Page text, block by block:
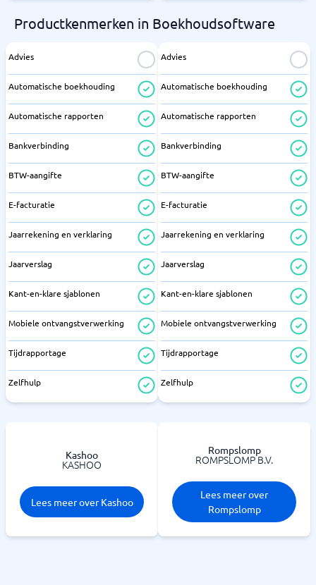
Productkenmerken in Boekhoudsoftware
Advies
Automatische boekhouding
Automatische rapporten
Bankverbinding
BTW-aangifte
E-facturatie
Jaarrekening en verklaring
Jaarverslag
Kant-en-klare sjablonen
Mobiele ontvangstverwerking
Tijdrapportage
Zelfhulp
Advies
Automatische boekhouding
Automatische rapporten
Bankverbinding
BTW-aangifte
E-facturatie
Jaarrekening en verklaring
Jaarverslag
Kant-en-klare sjablonen
Mobiele ontvangstverwerking
Tijdrapportage
Zelfhulp
Kashoo
KASHOO
Lees meer over Kashoo
Rompslomp
ROMPSLOMP B.V.
Lees meer over
Rompslomp